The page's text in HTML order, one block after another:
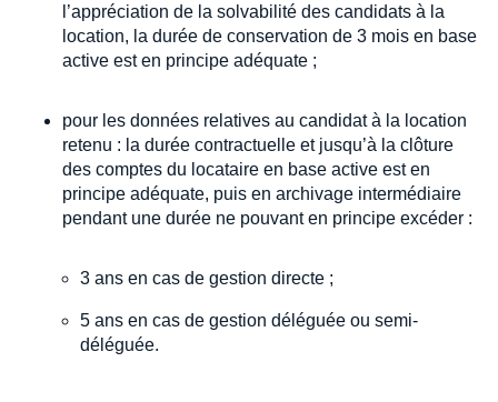
l’appréciation de la solvabilité des candidats à la
location, la durée de conservation de 3 mois en base
active est en principe adéquate ;
pour les données relatives au candidat à la location
retenu : la durée contractuelle et jusqu’à la clôture
des comptes du locataire en base active est en
principe adéquate, puis en archivage intermédiaire
pendant une durée ne pouvant en principe excéder :
3 ans en cas de gestion directe ;
5 ans en cas de gestion déléguée ou semi-
déléguée.